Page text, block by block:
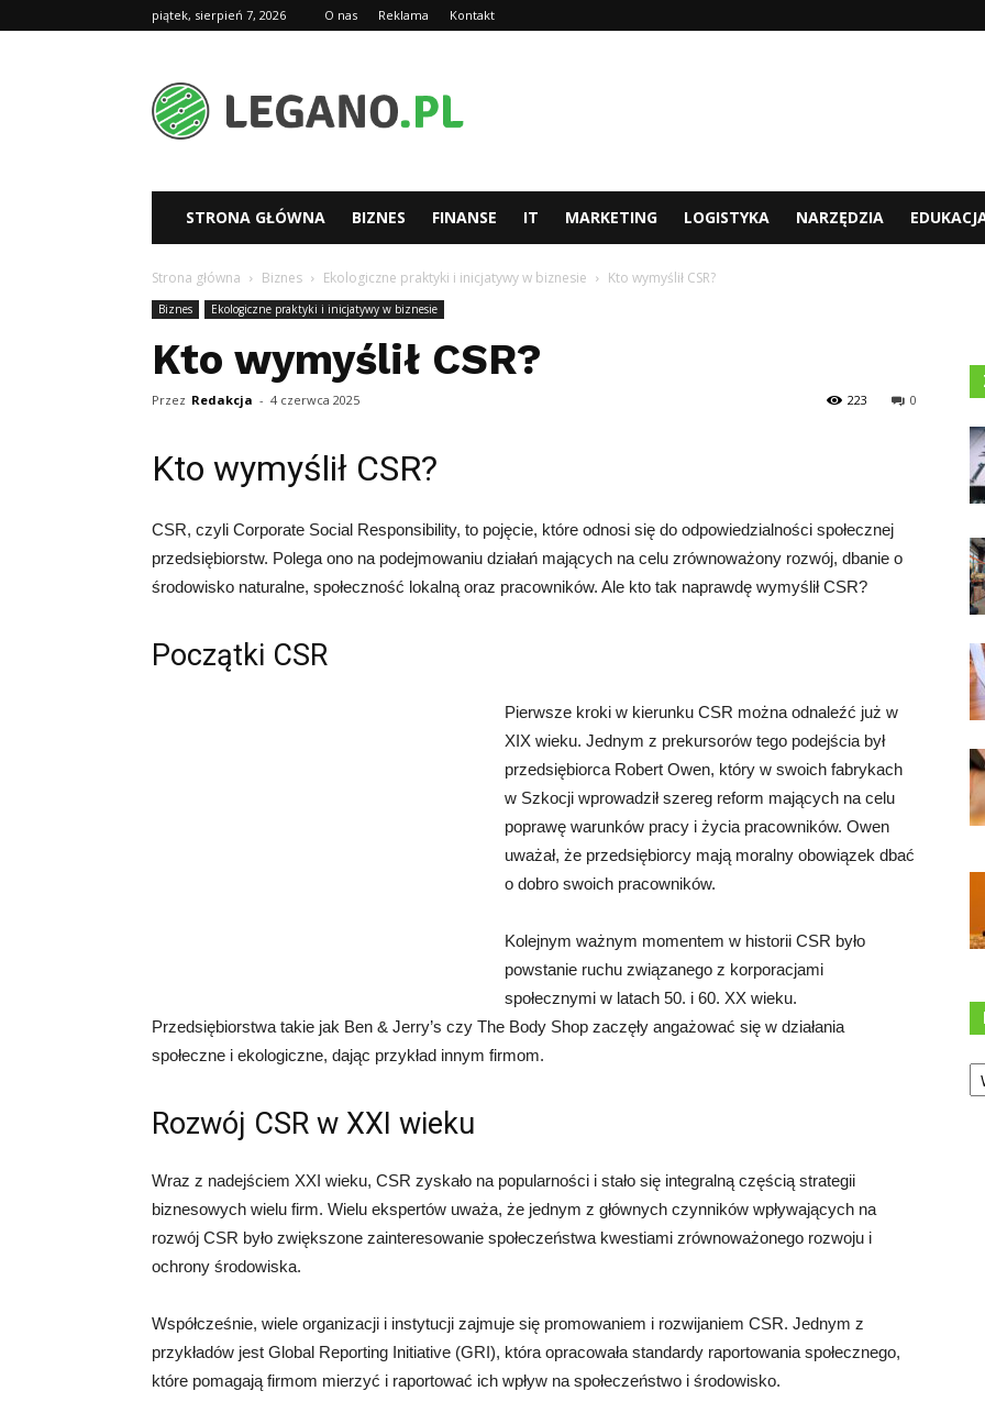
piątek, sierpień 7, 2026 O nas Reklama Kontakt
STRONA GŁÓWNA BIZNES FINANSE IT MARKETING LOGISTYKA NARZĘDZIA
Strona główna Biznes Ekologiczne praktyki i inicjatywy w biznesie Kto wymyślił CSR?
Biznes Ekologiczne praktyki i inicjatywy w biznesie
Kto wymyślił CSR?
Przez Redakcja - 4 czerwca 2025 0
223
Kto wymyślił CSR?
CSR, czyli Corporate Social Responsibility, to pojęcie, które odnosi się do odpowiedzialności społecznej
przedsiębiorstw. Polega ono na podejmowaniu działań mających na celu zrównoważony rozwój, dbanie o
środowisko naturalne, społeczność lokalną oraz pracowników. Ale kto tak naprawdę wymyślił CSR?
Początki CSR
Pierwsze kroki w kierunku CSR można odnaleźć już w
XIX wieku. Jednym z prekursorów tego podejścia był
przedsiębiorca Robert Owen, który w swoich fabrykach
w Szkocji wprowadził szereg reform mających na celu
poprawę warunków pracy i życia pracowników. Owen
uważał, że przedsiębiorcy mają moralny obowiązek dbać
o dobro swoich pracowników.
Kolejnym ważnym momentem w historii CSR było
powstanie ruchu związanego z korporacjami
społecznymi w latach 50. i 60. XX wieku.
Przedsiębiorstwa takie jak Ben & Jerry’s czy The Body Shop zaczęły angażować się w działania
społeczne i ekologiczne, dając przykład innym firmom.
Rozwój CSR w XXI wieku
Wraz z nadejściem XXI wieku, CSR zyskało na popularności i stało się integralną częścią strategii
biznesowych wielu firm. Wielu ekspertów uważa, że jednym z głównych czynników wpływających na
rozwój CSR było zwiększone zainteresowanie społeczeństwa kwestiami zrównoważonego rozwoju i
ochrony środowiska.
Współcześnie, wiele organizacji i instytucji zajmuje się promowaniem i rozwijaniem CSR. Jednym z
przykładów jest Global Reporting Initiative (GRI), która opracowała standardy raportowania społecznego,
które pomagają firmom mierzyć i raportować ich wpływ na społeczeństwo i środowisko.